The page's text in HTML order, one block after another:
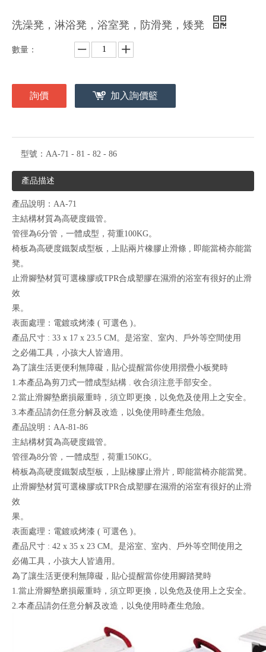
洗澡凳，淋浴凳，浴室凳，防滑凳，矮凳
數量：
詢價 加入詢價籃
型號： AA-71 - 81 - 82 - 86
產品描述
產品說明：AA-71
主結構材質為高硬度鐵管。
管徑為6分管，一體成型，荷重100KG。
椅板為高硬度鐵製成型板，上貼兩片橡膠止滑條 , 即能當椅亦能當
凳。
止滑腳墊材質可選橡膠或TPR合成塑膠在濕滑的浴室有很好的止滑
效
果。
表面處理：電鍍或烤漆 ( 可選色 )。
產品尺寸 : 33 x 17 x 23.5 CM。是浴室、室內、戶外等空間使用
之必備工具，小孩大人皆適用。
為了讓生活更便利無障礙，貼心提醒當你使用摺疊小板凳時
1.本產品為剪刀式一體成型結構 . 收合須注意手部安全。
2.當止滑腳墊磨損嚴重時，須立即更換，以免危及使用上之安全。
3.本產品請勿任意分解及改造，以免使用時產生危險。
產品說明：AA-81-86
主結構材質為高硬度鐵管。
管徑為8分管，一體成型，荷重150KG。
椅板為高硬度鐵製成型板，上貼橡膠止滑片 , 即能當椅亦能當凳。
止滑腳墊材質可選橡膠或TPR合成塑膠在濕滑的浴室有很好的止滑
效
果。
表面處理：電鍍或烤漆 ( 可選色 )。
產品尺寸 : 42 x 35 x 23 CM。是浴室、室內、戶外等空間使用之
必備工具，小孩大人皆適用。
為了讓生活更便利無障礙，貼心提醒當你使用腳踏凳時
1.當止滑腳墊磨損嚴重時，須立即更換，以免危及使用上之安全。
2.本產品請勿任意分解及改造，以免使用時產生危險。